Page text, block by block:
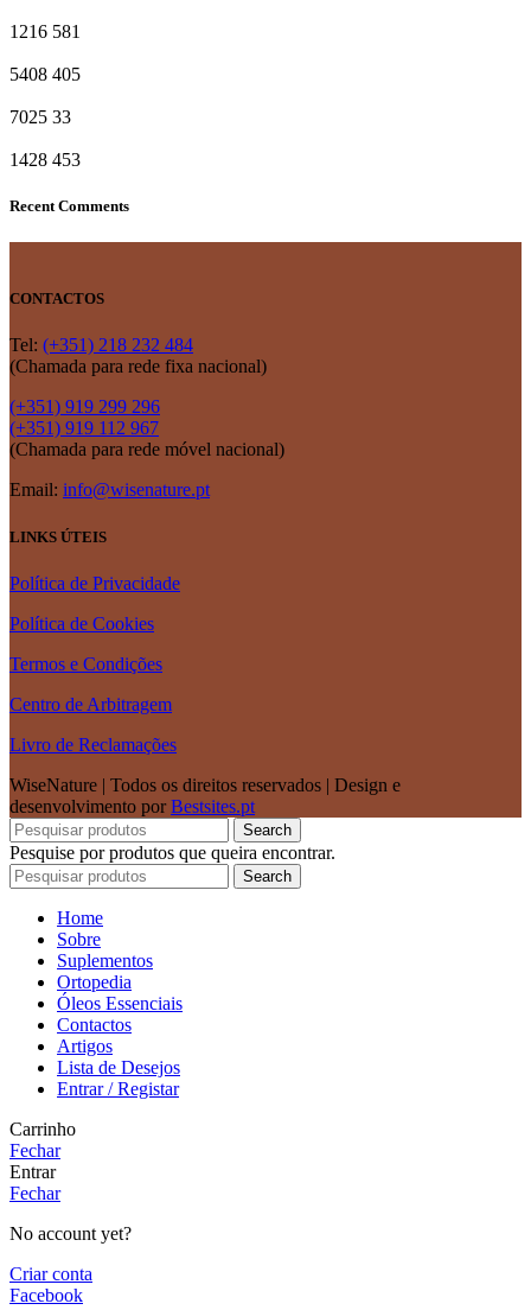
1216 581
5408 405
7025 33
1428 453
Recent Comments
CONTACTOS
Tel: (+351) 218 232 484
(Chamada para rede fixa nacional)
(+351) 919 299 296
(+351) 919 112 967
(Chamada para rede móvel nacional)
Email: info@wisenature.pt
LINKS ÚTEIS
Política de Privacidade
Política de Cookies
Termos e Condições
Centro de Arbitragem
Livro de Reclamações
WiseNature | Todos os direitos reservados | Design e
desenvolvimento porBestsites.pt
Search
Pesquise por produtos que queira encontrar.
Search
Home
Sobre
Suplementos
Ortopedia
Óleos Essenciais
Contactos
Artigos
Lista de Desejos
Entrar / Registar
Carrinho
Fechar
Entrar
Fechar
No account yet?
Criar conta
Facebook